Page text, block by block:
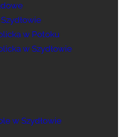
w Potoku
w Szydłowie
w Szydłowie